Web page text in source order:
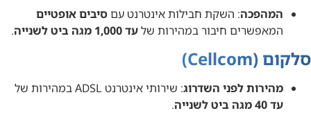
המהפכה: השקת חבילות אינטרנט עםסיבים אופטיים
המאפשרים חיבור במהירות שלעד 1,000 מגה ביט לשנייה .
סלקום (Cellcom
)
מהירות לפני השדרוג: שירותי אינטרנט ADSL במהירות של
עד 40 מגה ביט לשנייה
.